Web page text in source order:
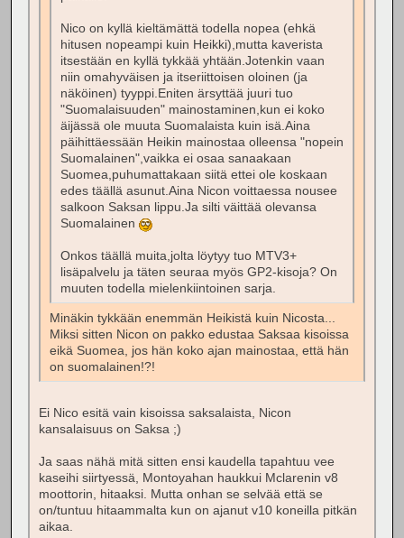
Nico on kyllä kieltämättä todella nopea (ehkä
hitusen nopeampi kuin Heikki),mutta kaverista
itsestään en kyllä tykkää yhtään.Jotenkin vaan
niin omahyväisen ja itseriittoisen oloinen (ja
näköinen) tyyppi.Eniten ärsyttää juuri tuo
"Suomalaisuuden" mainostaminen,kun ei koko
äijässä ole muuta Suomalaista kuin isä.Aina
päihittäessään Heikin mainostaa olleensa "nopein
Suomalainen",vaikka ei osaa sanaakaan
Suomea,puhumattakaan siitä ettei ole koskaan
edes täällä asunut.Aina Nicon voittaessa nousee
salkoon Saksan lippu.Ja silti väittää olevansa
Suomalainen
Onkos täällä muita,jolta löytyy tuo MTV3+
lisäpalvelu ja täten seuraa myös GP2-kisoja? On
muuten todella mielenkiintoinen sarja.
Minäkin tykkään enemmän Heikistä kuin Nicosta...
Miksi sitten Nicon on pakko edustaa Saksaa kisoissa
eikä Suomea, jos hän koko ajan mainostaa, että hän
on suomalainen!?!
Ei Nico esitä vain kisoissa saksalaista, Nicon
kansalaisuus on Saksa ;)
Ja saas nähä mitä sitten ensi kaudella tapahtuu vee
kaseihi siirtyessä, Montoyahan haukkui Mclarenin v8
moottorin, hitaaksi. Mutta onhan se selvää että se
on/tuntuu hitaammalta kun on ajanut v10 koneilla pitkän
aikaa.